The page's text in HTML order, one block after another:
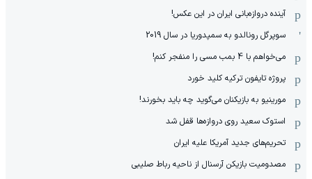
آینده دروازه‌بانی ایران در این عکس!
سوپرگل رونالدو به سمپدوریا در سال 2019
می‌خواهم با 4 بمب مسی را منفجر کنم!
پروژه تایفون ترکیه کلید خورد
مورینیو به بازیکنان می‌گوید چه باید بخورند!
استوک سعید روی دروازه‌ها قفل شد
تحریم‌های جدید آمریکا علیه ایران
مصدومیت بازیکن آرسنال از ناحیه رباط صلیبی